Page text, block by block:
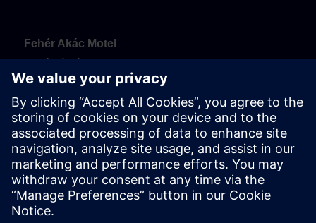
Fehér Akác Motel
9099 Pér
Tel.:+36 30 937 0817
Weboldal >
Arrival and parking